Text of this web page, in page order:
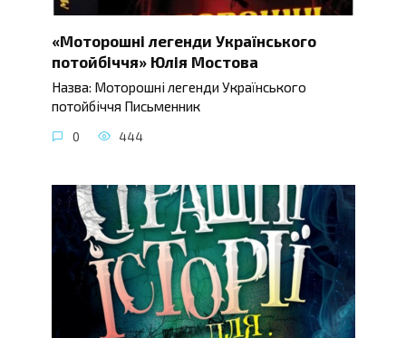
«Моторошні легенди Українського
потойбіччя» Юлія Мостова
Назва: Моторошні легенди Українського
потойбіччя Письменник
0 444